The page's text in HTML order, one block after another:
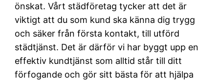
önskat. Vårt städföretag tycker att det är
viktigt att du som kund ska känna dig trygg
och säker från första kontakt, till utförd
städtjänst. Det är därför vi har byggt upp en
effektiv kundtjänst som alltid står till ditt
förfogande och gör sitt bästa för att hjälpa